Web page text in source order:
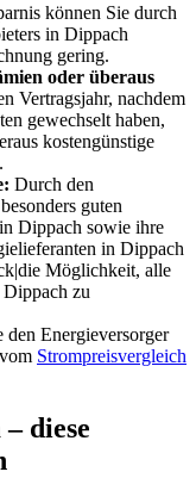
können Sie durch
in Dippach
gering.
oder überaus
Vertragsjahr, nachdem
gewechselt haben,
kostengünstige
Durch den
guten
Dippach sowie ihre
in Dippach
Möglichkeit, alle
zu
den Energieversorger
Strompreisvergleich
diese